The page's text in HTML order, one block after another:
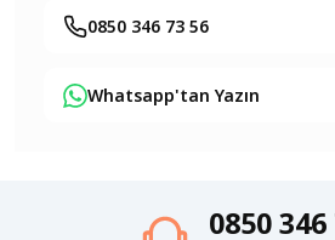
0850 346 73 56
Whatsapp'tan Yazın
0850 346